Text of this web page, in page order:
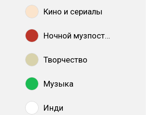
Кино и сериалы
Ночной музпостинг
Творчество
Музыка
Инди